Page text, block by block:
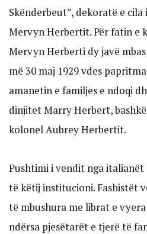
Skënderbeut”, dekoratë e
Mervyn Herbertit. Për fatin e
Mervyn Herberti dy javë
më 30 maj 1929 vdes
amanetin e familjes e ndoqi
dinjitet Marry Herbert,
kolonel Aubrey Herbertit.
Pushtimi i vendit nga
të këtij institucioni. Fashistët
të mbushura me librat e
ndërsa pjesëtarët e tjerë të